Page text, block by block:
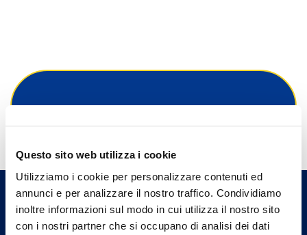
Questo sito web utilizza i cookie
Utilizziamo i cookie per personalizzare contenuti ed
annunci e per analizzare il nostro traffico. Condividiamo
inoltre informazioni sul modo in cui utilizza il nostro sito
con i nostri partner che si occupano di analisi dei dati
Trova l'Agenzia più vicina a te e parla con
un nostro Agente.
Contattaci